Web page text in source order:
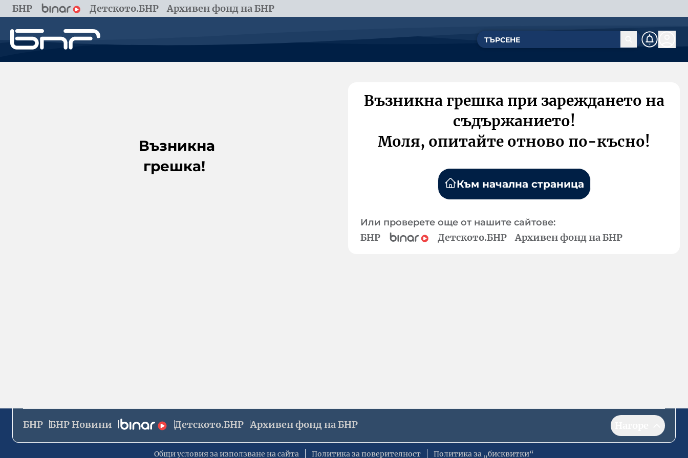
БНР Детското.БНР Архивен фонд на БНР
Възникна
грешка!
Възникна грешка при зареждането на
съдържанието!
Моля, опитайте отново по-късно!
Към начална страница
Или проверете още от нашите сайтове:
БНР Детското.БНР Архивен фонд на БНР
БНР БНР Новини Детското.БНР Архивен фонд на БНР
Общи условия за използване на сайта Политика за поверителност Политика за „бисквитки“